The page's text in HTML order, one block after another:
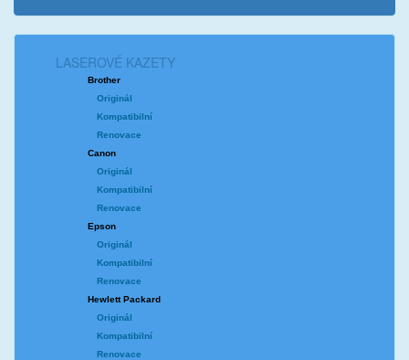
LASEROVÉ KAZETY
Brother
Originál
Kompatibilní
Renovace
Canon
Originál
Kompatibilní
Renovace
Epson
Originál
Kompatibilní
Renovace
Hewlett Packard
Originál
Kompatibilní
Renovace